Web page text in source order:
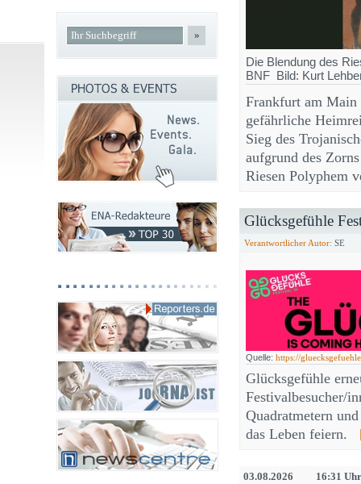
Die Blendung des
BNF Bild: Kurt
Frankfurt am Main
gefährliche
Sieg des
aufgrund des
Riesen Polyphem
Glücksgefühle
Verantwortlicher Autor: SE
Quelle: https://
Glücksgefühle
Festivalbesucher/
Quadratmetern
das Leben feiern.
03.08.2026
16:31 Uhr
»